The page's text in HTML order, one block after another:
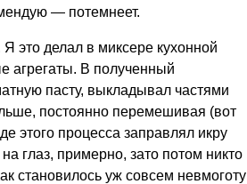
— потемнеет.
делал в миксере кухонной
агрегаты. В полученный
пасту, выкладывал частями
постоянно перемешивая (вот
этого процесса заправлял икру
глаз, примерно, зато потом никто
становилось уж совсем невмоготу